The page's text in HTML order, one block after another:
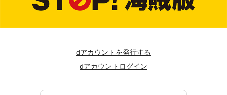
dアカウントを発行する
dアカウントログイン